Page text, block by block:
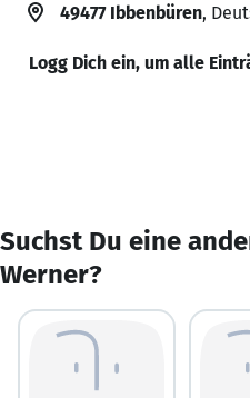
49477 Ibbenbüren,
Logg Dich ein, um alle
Suchst Du eine
Werner?